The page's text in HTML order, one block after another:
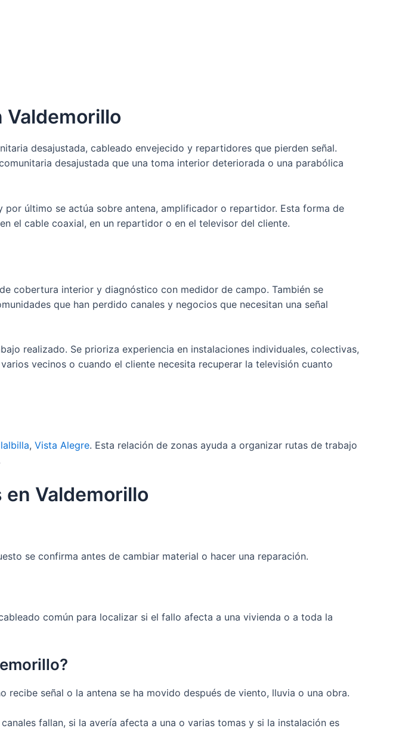
Valdemorillo
desajustada, cableado envejecido y repartidores que pierden señal.
desajustada que una toma interior deteriorada o una parabólica
último se actúa sobre antena, amplificador o repartidor. Esta forma de
el cable coaxial, en un repartidor o en el televisor del cliente.
cobertura interior y diagnóstico con medidor de campo. También se
que han perdido canales y negocios que necesitan una señal
realizado. Se prioriza experiencia en instalaciones individuales, colectivas,
vecinos o cuando el cliente necesita recuperar la televisión cuanto
, Vista Alegre. Esta relación de zonas ayuda a organizar rutas de trabajo
Valdemorillo
se confirma antes de cambiar material o hacer una reparación.
común para localizar si el fallo afecta a una vivienda o a toda la
señal o la antena se ha movido después de viento, lluvia o una obra.
fallan, si la avería afecta a una o varias tomas y si la instalación es